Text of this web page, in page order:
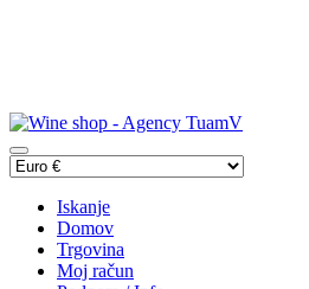
Iskanje
Domov
Trgovina
Moj račun